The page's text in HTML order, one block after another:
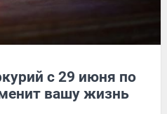
с 29 июня по
вашу жизнь